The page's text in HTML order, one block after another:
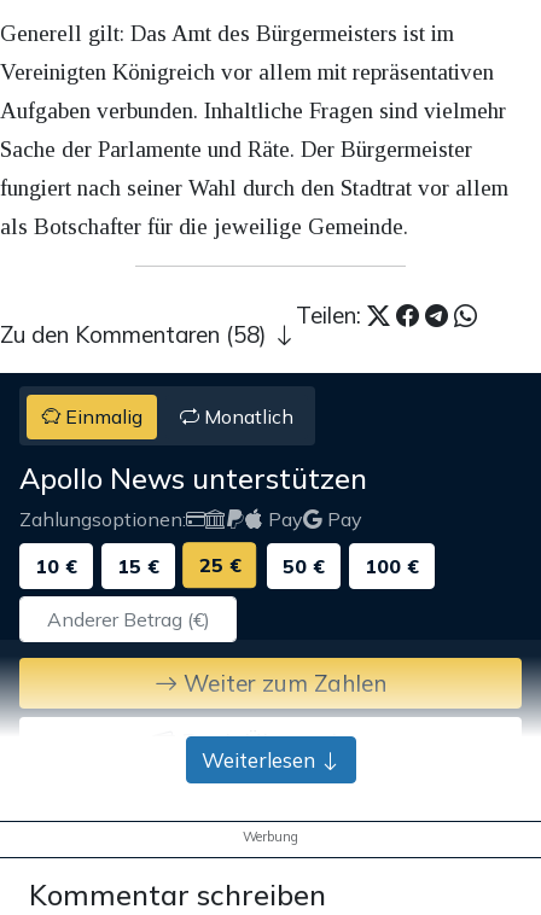
Generell gilt: Das Amt des Bürgermeisters ist im
Vereinigten Königreich vor allem mit repräsentativen
Aufgaben verbunden. Inhaltliche Fragen sind vielmehr
Sache der Parlamente und Räte. Der Bürgermeister
fungiert nach seiner Wahl durch den Stadtrat vor allem
als Botschafter für die jeweilige Gemeinde.
Teilen:
Zu den Kommentaren (58)
Einmalig Monatlich
Apollo News unterstützen
Zahlungsoptionen: Pay
Pay
10 €
15 € 25 € 50 € 100 €
Weiter zum Zahlen
Bank-Überweisung
Weiterlesen
Werbung
Kommentar schreiben